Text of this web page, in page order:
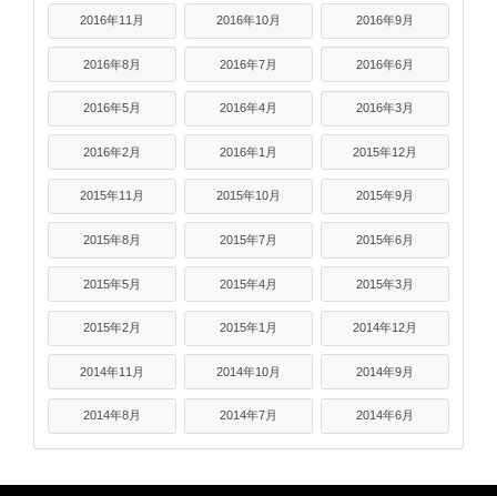
2016年11月 2016年10月 2016年9月
2016年8月 2016年7月 2016年6月
2016年5月 2016年4月 2016年3月
2016年2月 2016年1月 2015年12月
2015年11月 2015年10月 2015年9月
2015年8月 2015年7月 2015年6月
2015年5月 2015年4月 2015年3月
2015年2月 2015年1月 2014年12月
2014年11月 2014年10月 2014年9月
2014年8月 2014年7月 2014年6月